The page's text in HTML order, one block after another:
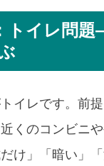
トイレ問
イレです。前提
くのコンビニ
け」「暗い」